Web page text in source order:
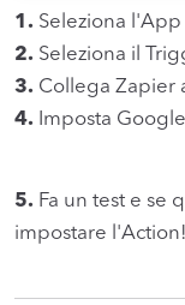
1. Seleziona
2. Seleziona il
3. Collega Zapier
4. Imposta
5. Fa un test e se
impostare l'Action!